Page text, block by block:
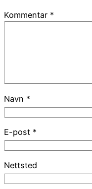
Kommentar *
Navn *
E-post *
Nettsted